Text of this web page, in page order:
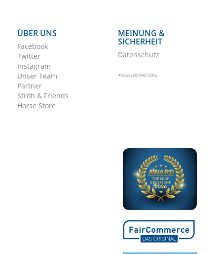
ÜBER UNS
Facebook
Twitter
Instagram
Unser Team
Partner
Ströh & Friends
Horse Store
MEINUNG &
SICHERHEIT
Datenschutz
AUSGEZEICHNET.ORG